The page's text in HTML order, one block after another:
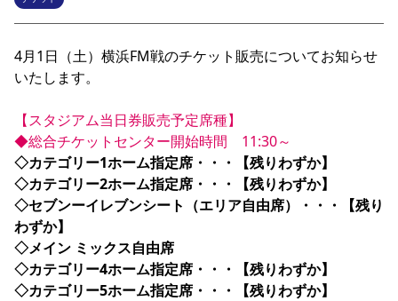
チームについて
選手・スタッフ スケジュール メディア情報 アクセス
レディース
アカデミー
チケット
チケット情報 販売スケジュール 価格・席種
購入方法
シーズンシート
特定興行入場券
観戦ガイド
初めて観戦ガイド キッズ向けサービス グルメ マッチデープログラム
観戦マナー&ルール ビジターサポーター観戦ガイド 公式アプリ
スタジアム
YANMAR HANASAKA STADIUM
DAZNで観戦
DAZNで観戦
クラブを知る
セレッソ大阪について
クラブ紹介 沿革 シーズン記録 求人情報
サポートする
パートナー企業募集中 セレッソ大阪VISAカード
サポートスタッフ
セレッソアイデアちょうだいな 応援商店街
Lise（ライセンスビジネス）
サステナビリティ
サステナビリティポリシー SDGsのゴール
インパクトレポート
活動レポート SPORT POSITIVE LEAGUES 取り組み実績
ファンクラブ
ファンクラブ
SAKURA SOCIO SAKURA POINT Program 招待券引換方法
まいセレチケット
会員規定 婚姻届・出生届・命名書
ニュース
ニュース
すべて チケット
ホームタウン
パートナー スポーツクラブ
レディース
アカデミー
4月1日（土）横浜FM戦のチケット販売についてお知らせ
いたします。
【スタジアム当日券販売予定席種】
◆総合チケットセンター開始時間　11:30～
◇カテゴリー1ホーム指定席・・・【残りわずか】
◇カテゴリー2ホーム指定席・・・【残りわずか】
◇セブンーイレブンシート（エリア自由席）・・・【残り
わずか】
◇メイン ミックス自由席
◇カテゴリー4ホーム指定席・・・【残りわずか】
◇カテゴリー5ホーム指定席・・・【残りわずか】